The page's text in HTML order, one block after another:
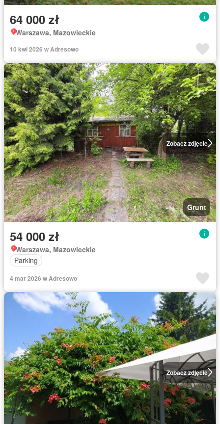
64 000 zł
Warszawa, Mazowieckie
10 kwi 2026 w Adresowo
Zobacz zdjęcie
Grunt
54 000 zł
Warszawa, Mazowieckie
Parking
4 mar 2026 w Adresowo
Zobacz zdjęcie